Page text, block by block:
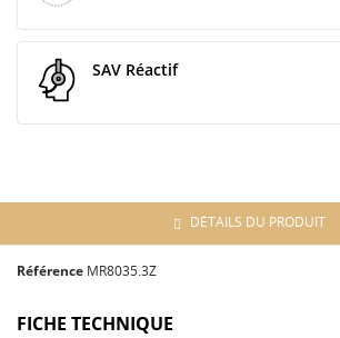
SAV Réactif
DÉTAILS DU PRODUIT
Référence MR8035.3Z
FICHE TECHNIQUE